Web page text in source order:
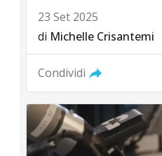
23 Set 2025
di Michelle Crisantemi
Condividi